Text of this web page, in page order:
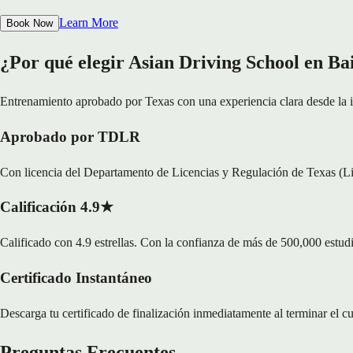
Book Now Learn More
¿Por qué elegir Asian Driving School en
Entrenamiento aprobado por Texas con una experiencia clara desde
Aprobado por TDLR
Con licencia del Departamento de Licencias y Regulación de Texas
Calificación 4.9★
Calificado con 4.9 estrellas. Con la confianza de más de 500,000
Certificado Instantáneo
Descarga tu certificado de finalización inmediatamente al terminar el